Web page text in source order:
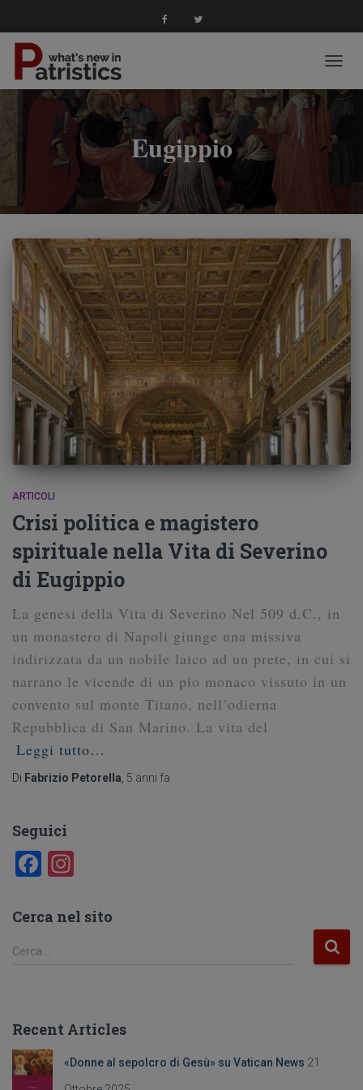
Eugippio
ARTICOLI
Crisi politica e magistero
spirituale nella Vita di Severino
di Eugippio
La genesi della Vita di Severino Nel 509 d.C., in
un monastero di Napoli giunge una missiva
indirizzata da un nobile laico ad un prete, in cui si
narrano le vicende di un pio monaco vissuto in un
convento sul monte Titano, nell’odierna
Repubblica di San Marino. La vita del
Leggi tutto…
Di Fabrizio Petorella 5 anni fa
Seguici
F
c
o
k
a
Cerca nel sito
R
c
a
p
Cerca …
Recent Articles
«Donne al sepolcro di Gesù» su Vatican News 21